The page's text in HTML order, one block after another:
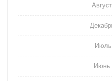
Июль
Июнь